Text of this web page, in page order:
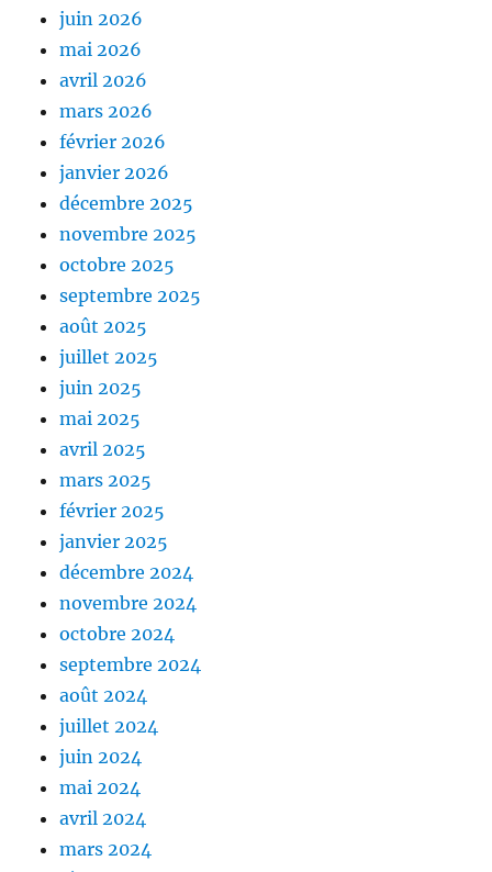
juin 2026
mai 2026
avril 2026
mars 2026
février 2026
janvier 2026
décembre 2025
novembre 2025
octobre 2025
septembre 2025
août 2025
juillet 2025
juin 2025
mai 2025
avril 2025
mars 2025
février 2025
janvier 2025
décembre 2024
novembre 2024
octobre 2024
septembre 2024
août 2024
juillet 2024
juin 2024
mai 2024
avril 2024
mars 2024